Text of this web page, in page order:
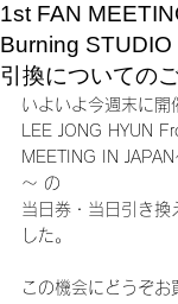
1st FAN
Burning
引換についての
いよいよ今週末に開
LEE JONG HYUN
MEETING IN
～ の
当日券・当日引き換
した。
この機会にどうぞお